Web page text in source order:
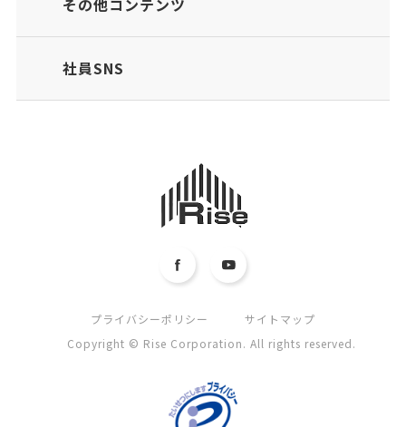
その他コンテンツ
社員SNS
プライバシーポリシー
サイトマップ
Copyright © Rise Corporation. All rights reserved.